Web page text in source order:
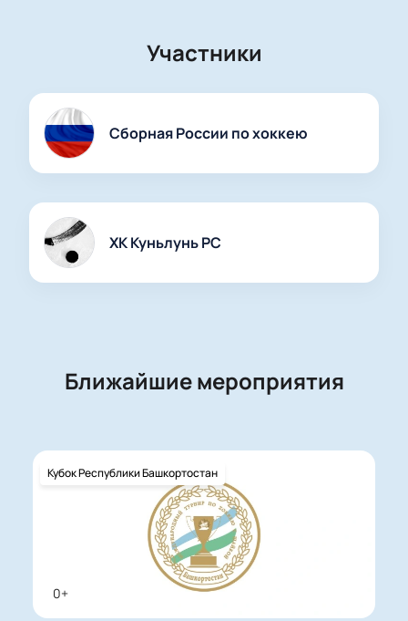
Участники
Сборная России по хоккею
ХК Куньлунь РС
Ближайшие мероприятия
0+
Кубок Республики Башкортостан